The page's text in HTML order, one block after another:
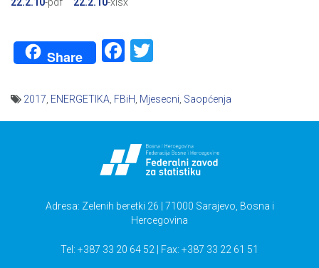
Share Facebook
2017 ENERGETIKA FBiH Mjesecni Saopćenja
Adresa: Zelenih beretki 26 | 71000 Sarajevo, Bosna i
Hercegovina
Tel: +387 33 20 64 52 | Fax: +387 33 22 61 51